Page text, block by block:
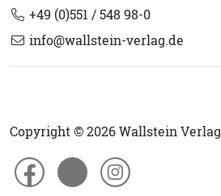
+49 (0)551 / 548 98-0
info@wallstein-verlag.de
Copyright © 2026 Wallstein Verlag